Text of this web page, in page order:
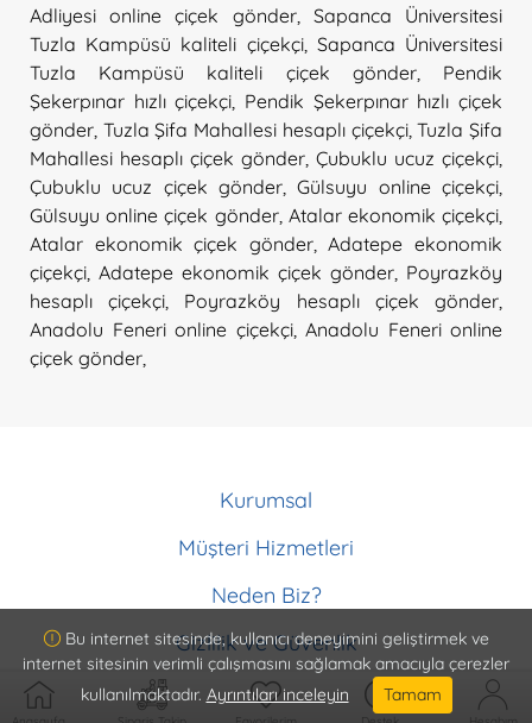
Adliyesi online çiçek gönder, Sapanca Üniversitesi
Tuzla Kampüsü kaliteli çiçekçi, Sapanca Üniversitesi
Tuzla Kampüsü kaliteli çiçek gönder, Pendik
Şekerpınar hızlı çiçekçi Pendik Şekerpınar hızlı çiçek
gönder Tuzla Şifa Mahallesi hesaplı çiçekçi,Tuzla Şifa
Mahallesi hesaplı çiçek gönder Çubuklu ucuz çiçekçi
Çubuklu ucuz çiçek gönder ,Gülsuyu online çiçekçi
Gülsuyu online çiçek gönder, Atalar ekonomik çiçekçi
Atalar ekonomik çiçek gönder,Adatepe ekonomik
çiçekçi Adatepe ekonomik çiçek gönder Poyrazköy
hesaplı çiçekçi
Poyrazköy hesaplı çiçek gönder
Anadolu Feneri online çiçekçi, Anadolu Feneri online
çiçek gönder
Kurumsal
Ödeme Metodları
Memnuniyet Garantisi
Müşteri Hizmetleri
Müşteri Hizmetleri
İptal ve İade Koşulları
Sipariş Takip
Neden Biz?
ISO9001 Güvencesi
Vazo Ömrü Garantisi
Detaylı Ürün Bilgisi
Teslimat Bilgisi
Gizlilik ve Güvenlik
Gizlilik ve Güvenlik
Hizmet Sözleşmesi
Bu internet sitesinde, kullanıcı deneyimini geliştirmek ve
internet sitesinin verimli çalışmasını sağlamak amacıyla çerezler
kullanılmaktadır. Ayrıntıları inceleyin Tamam